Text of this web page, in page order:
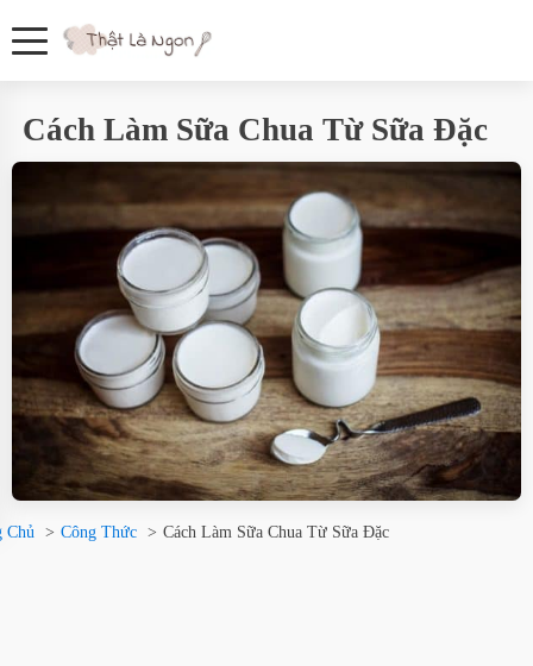
Cách Làm Sữa Chua Từ Sữa Đặc
Chủ Công Thức Cách Làm Sữa Chua Từ Sữa Đặc